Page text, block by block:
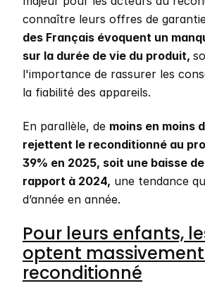
connaître leurs offres de
des Français évoquent un
sur la durée de vie du produit,
l'importance de rassurer les
la fiabilité des appareils.
En parallèle, de moins en moins
rejettent le reconditionné au
39% en 2025, soit une baisse
rapport à 2024, une tendance
d’année en année.
Pour leurs enfants,
optent
reconditionné